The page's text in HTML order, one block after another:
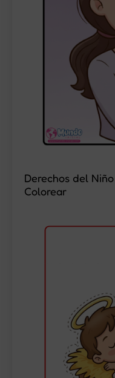
Derechos del
Colorear